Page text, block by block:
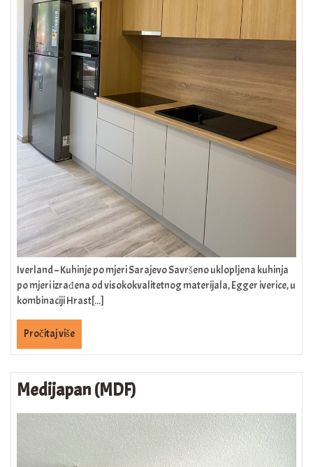
Iverland – Kuhinje po mjeri Sarajevo Savršeno uklopljena kuhinja
po mjeri izrađena od visokokvalitetnog materijala, Egger iverice, u
kombinaciji Hrast[...]
Pročitaj više
Medijapan (MDF)